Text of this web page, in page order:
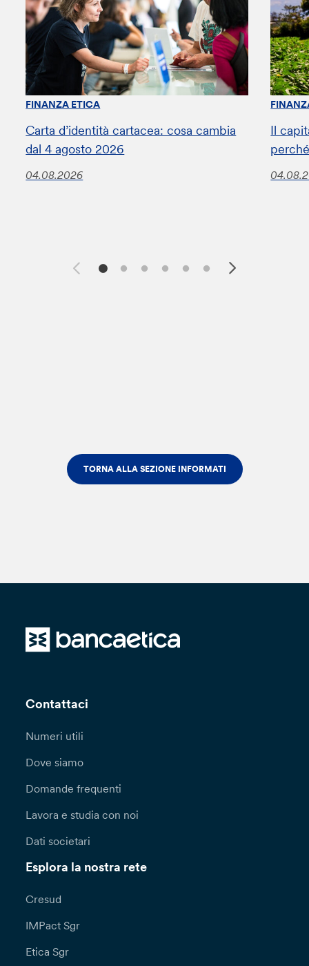
FINANZA ETICA
Carta d’identità cartacea: cosa cambia
dal 4 agosto 2026
04.08.2026
Il
TORNA ALLA SEZIONE INFORMATI
Contattaci
Numeri utili
Dove siamo
Domande frequenti
Lavora e studia con noi
Dati societari
Esplora la nostra rete
Cresud
IMPact Sgr
Etica Sgr